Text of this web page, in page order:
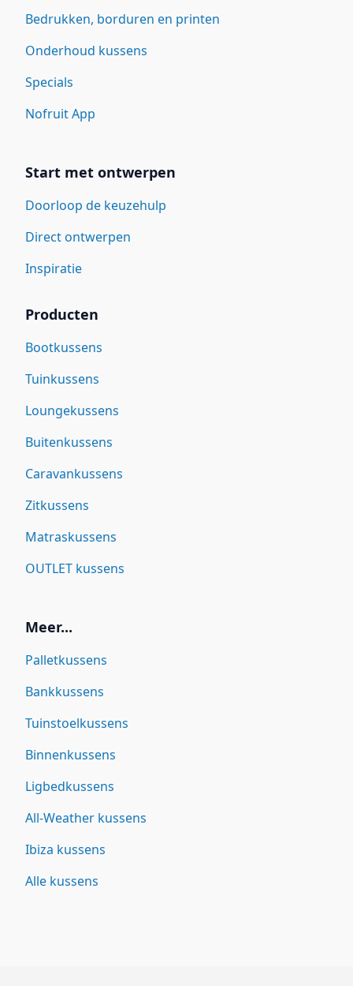
Bedrukken, borduren en printen
Onderhoud kussens
Specials
Nofruit App
Start met ontwerpen
Doorloop de keuzehulp
Direct ontwerpen
Inspiratie
Producten
Bootkussens
Tuinkussens
Loungekussens
Buitenkussens
Caravankussens
Zitkussens
Matraskussens
OUTLET kussens
Meer...
Palletkussens
Bankkussens
Tuinstoelkussens
Binnenkussens
Ligbedkussens
All-Weather kussens
Ibiza kussens
Alle kussens